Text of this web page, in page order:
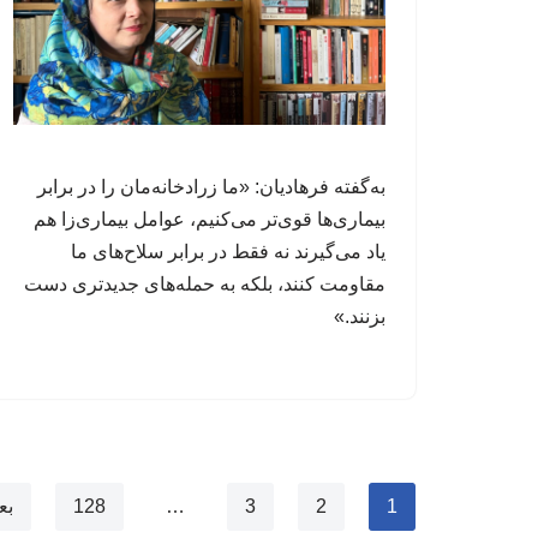
به‌گفته فرهادیان: «ما زرادخانه‌مان را در برابر
بیماری‌ها قوی‌تر می‌کنیم، عوامل‌ بیماری‌زا هم
یاد می‌گیرند نه فقط در برابر سلاح‌های ما
مقاومت کنند، بلکه به حمله‌های جدیدتری دست
بزنند.»
1
2
3
…
128